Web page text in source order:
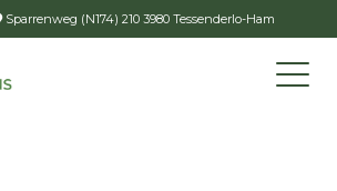
Sparrenweg (N174) 210 3980 Tessenderlo-Ham